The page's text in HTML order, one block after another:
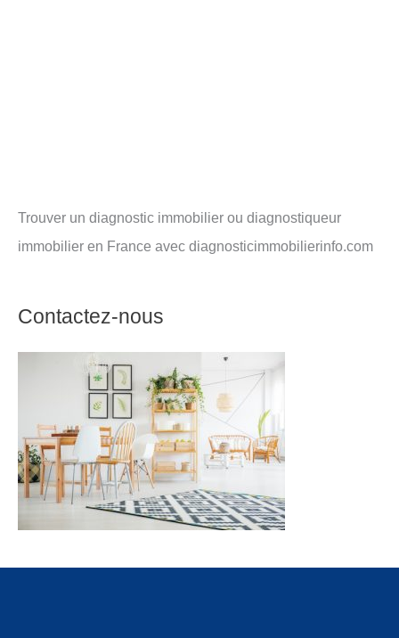
Trouver un diagnostic immobilier ou diagnostiqueur
immobilier en France avec diagnosticimmobilierinfo.com
Contactez-nous